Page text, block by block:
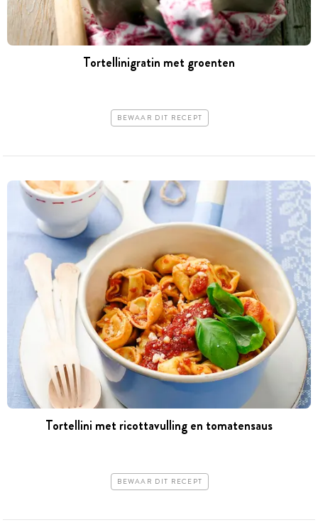
Tortellinigratin met groenten
BEWAAR DIT RECEPT
Tortellini met ricottavulling en tomatensaus
BEWAAR DIT RECEPT